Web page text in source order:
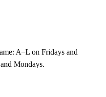
A–L on Fridays and
Mondays.